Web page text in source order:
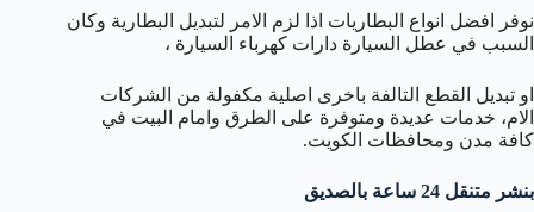
نوفر افضل انواع البطاريات اذا لزم الامر لتبديل البطارية وكان
السبب في عطل السيارة دارات كهرباء السيارة ،
او تبديل القطع التالفة باخرى اصلية مكفولة من الشركات
الام، خدمات عديدة ومتوفرة على الطرق وامام البيت في
كافة مدن ومحافظات الكويت.
بنشر متنقل 24 ساعة بالصديق